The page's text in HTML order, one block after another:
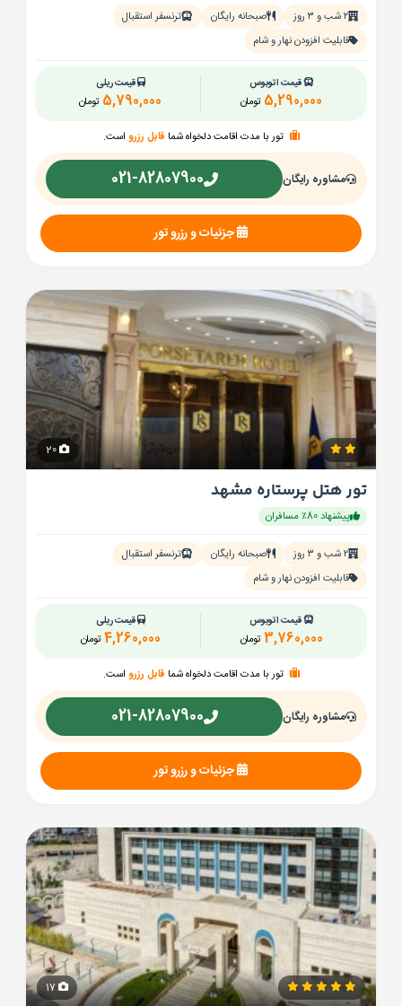
۲ شب و ۳ روز صبحانه رایگان
ترنسفر استقبال
قابلیت افزودن نهار و شام
قیمت اتوبوس
تومان 5,290,000
قیمت ریلی
تومان 5,790,000
تور با مدت اقامت دلخواه شما قابل رزرو است.
مشاوره رایگان 021-82807900
جزئیات و رزرو تور
تور هتل پرستاره مشهد
پیشنهاد 80٪ مسافران
۲ شب و ۳ روز صبحانه رایگان
ترنسفر استقبال
قابلیت افزودن نهار و شام
قیمت اتوبوس
تومان 3,760,000
قیمت ریلی
تومان 4,260,000
تور با مدت اقامت دلخواه شما قابل رزرو است.
مشاوره رایگان 021-82807900
جزئیات و رزرو تور